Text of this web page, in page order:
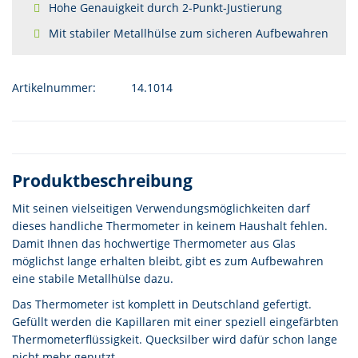
Hohe Genauigkeit durch 2-Punkt-Justierung
Mit stabiler Metallhülse zum sicheren Aufbewahren
Artikelnummer: 14.1014
Produktbeschreibung
Mit seinen vielseitigen Verwendungsmöglichkeiten darf
dieses handliche Thermometer in keinem Haushalt fehlen.
Damit Ihnen das hochwertige Thermometer aus Glas
möglichst lange erhalten bleibt, gibt es zum Aufbewahren
eine stabile Metallhülse dazu.
Das Thermometer ist komplett in Deutschland gefertigt.
Gefüllt werden die Kapillaren mit einer speziell eingefärbten
Thermometerflüssigkeit. Quecksilber wird dafür schon lange